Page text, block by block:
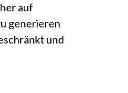
auf
generieren
und